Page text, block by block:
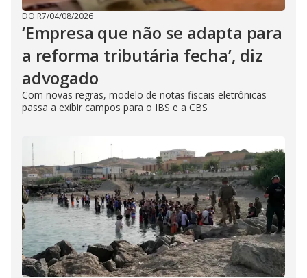
DO R7/04/08/2026
‘Empresa que não se adapta para
a reforma tributária fecha’, diz
advogado
Com novas regras, modelo de notas fiscais eletrônicas
passa a exibir campos para o IBS e a CBS